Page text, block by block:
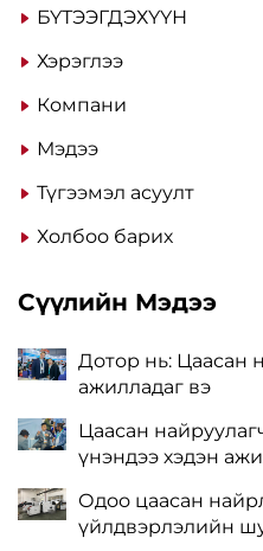
БҮТЭЭГДЭХҮҮН
Хэрэглээ
Компани
Мэдээ
Түгээмэл асуулт
Холбоо барих
Сүүлийн Мэдээ
Дотор нь: Цаасан
ажилладаг вэ
Цаасан
үнэндээ хэдэн
Одоо цаасан
үйлдвэрлэлийн